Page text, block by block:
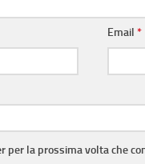
Email*
per la prossima volta che